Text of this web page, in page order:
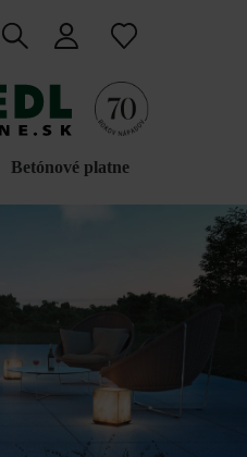
Betónové platne